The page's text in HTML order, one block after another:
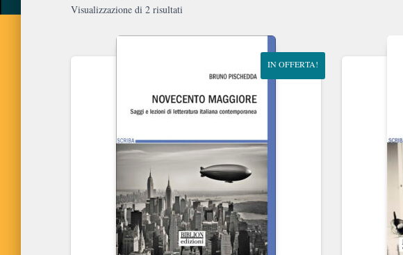
Visualizzazione di 2 risultati
base
IN OFFERTA!